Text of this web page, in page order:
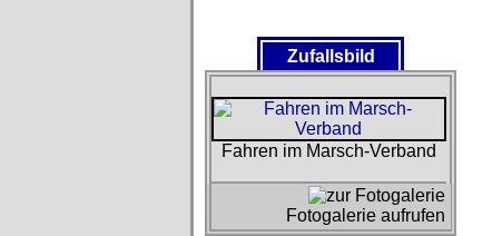
Zufallsbild
Fahren im Marsch-Verband
Fotogalerie aufrufen